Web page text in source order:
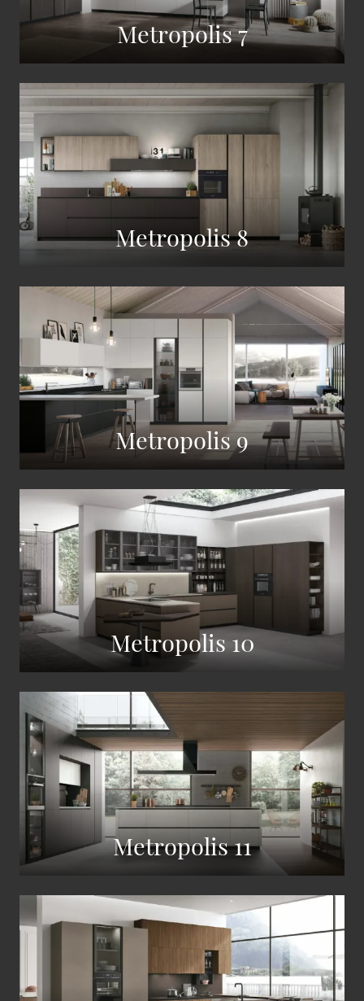
Metropolis 7
Metropolis 8
Metropolis 9
Metropolis 10
Metropolis 11